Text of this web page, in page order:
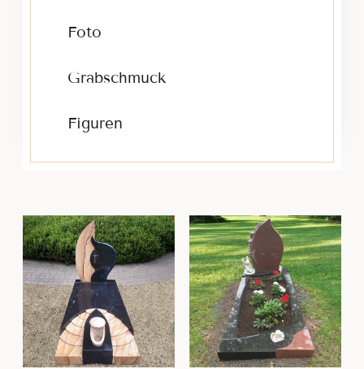
Foto
Grabschmuck
Figuren